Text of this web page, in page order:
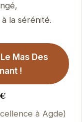
la sérénité.
Mas Des
!
à Agde)